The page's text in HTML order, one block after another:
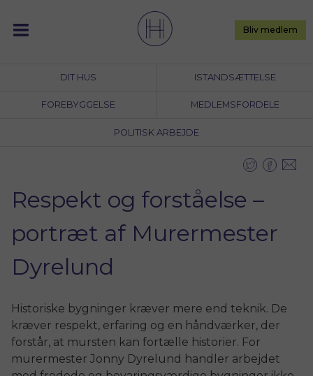
content
DIT HUS ISTANDSÆTTELSE
FOREBYGGELSE MEDLEMSFORDELE
POLITISK ARBEJDE
Bliv medlem
Respekt og forståelse –
portræt af Murermester
Dyrelund
Historiske bygninger kræver mere end teknik. De
kræver respekt, erfaring og en håndværker, der
forstår, at mursten kan fortælle historier. For
murermester Jonny Dyrelund handler arbejdet